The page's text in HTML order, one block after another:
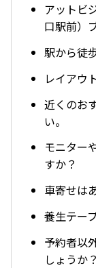
アットビ
口駅前）
駅から徒
レイアウ
近くのお
い。
モニター
すか？
車寄せは
養生テー
予約者以
しょうか？